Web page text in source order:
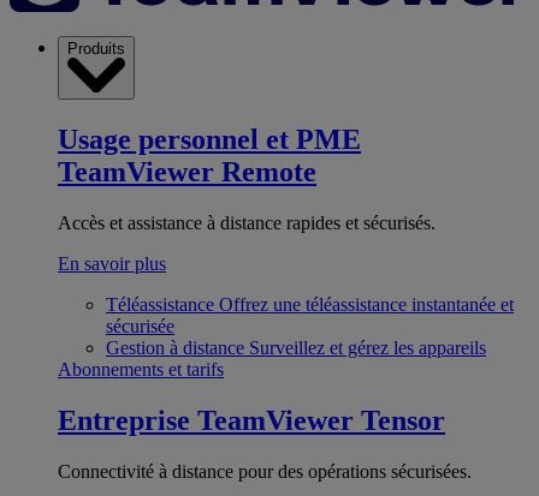
Produits
Usage personnel et PME
TeamViewer Remote
Accès et assistance à distance rapides et sécurisés.
En savoir plus
Téléassistance Offrez une téléassistance instantanée et
sécurisée
Gestion à distance Surveillez et gérez les appareils
Abonnements et tarifs
Entreprise TeamViewer Tensor
Connectivité à distance pour des opérations sécurisées.